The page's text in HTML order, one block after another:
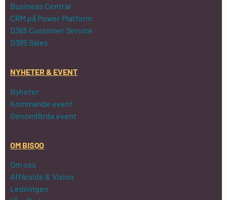
Business Central
CRM på Power Platform
D365 Customer Service
D365 Sales
NYHETER & EVENT
Nyheter
Kommande event
Genomförda event
OM BISQO
Om oss
Affärsidé & Vision
Ledningen